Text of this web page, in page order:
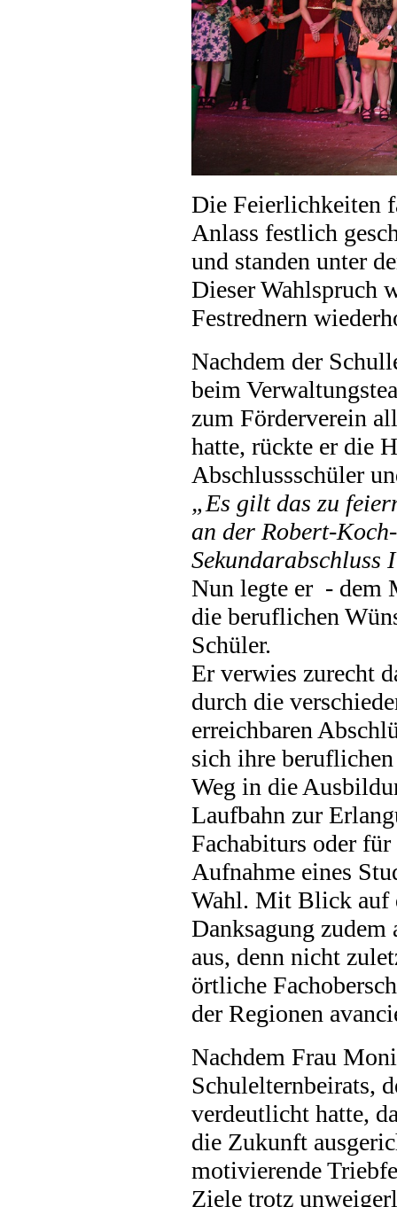
Die Feierlichkeiten
Anlass festlich
und standen unter
Dieser Wahlspruch
Festrednern
Nachdem der
beim
zum Förderverein
hatte, rückte er die
Abschlussschüler
„Es gilt das zu
an der Robert-
Sekundarabschluss
Nun legte er - dem
die beruflichen
Schüler.
Er verwies zurecht
durch die
erreichbaren
sich ihre
Weg in die
Laufbahn zur
Fachabiturs oder
Aufnahme eines
Wahl. Mit Blick auf
Danksagung zudem
aus, denn nicht
örtliche
der Regionen
Nachdem Frau
Schulelternbeirats,
verdeutlicht hatte,
die Zukunft
motivierende
Ziele trotz